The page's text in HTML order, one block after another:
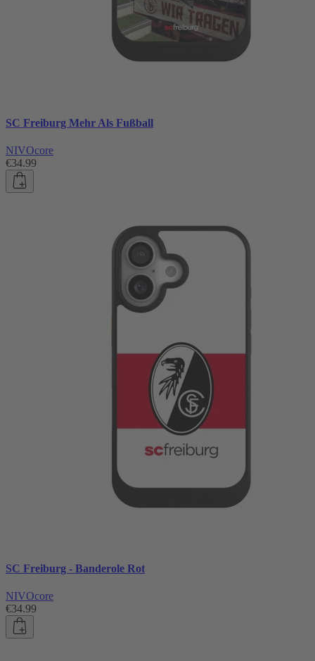
SC Freiburg Mehr Als Fußball
NIVOcore
€34.99
SC Freiburg - Banderole Rot
NIVOcore
€34.99